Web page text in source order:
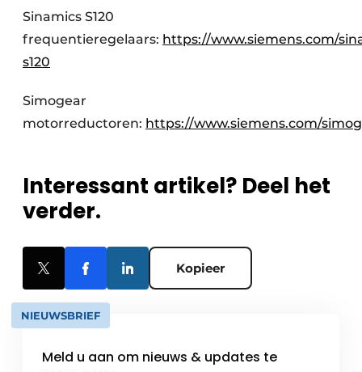
Sinamics S120
frequentieregelaars: https://www.siemens.com/
s120
Simogear
motorreductoren: https://www.siemens.com/
Interessant artikel? Deel het
verder.
Kopieer
NIEUWSBRIEF
Meld u aan om nieuws & updates te